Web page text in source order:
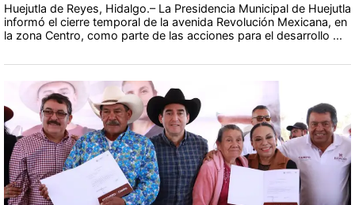
Huejutla de Reyes, Hidalgo.– La Presidencia Municipal de Huejutla
informó el cierre temporal de la avenida Revolución Mexicana, en
la zona Centro, como parte de las acciones para el desarrollo ...